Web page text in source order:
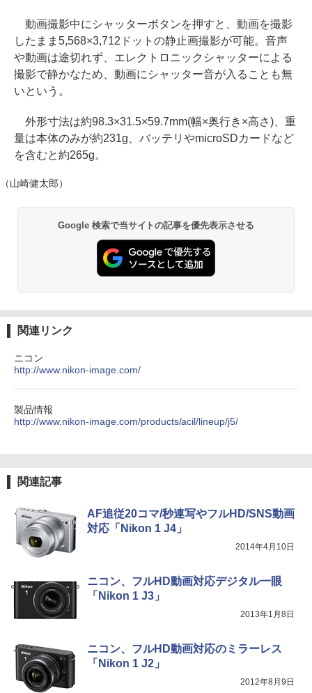
動画撮影中にシャッターボタンを押すと、動画を撮影
したまま5,568×3,712ドットの静止画撮影が可能。音声
や動画は途切れず、エレクトロニックシャッターによる
撮影で静かなため、動画にシャッター音が入ることも無
いという。
外形寸法は約98.3×31.5×59.7mm(幅×奥行き×高さ)、重
量は本体のみが約231g、バッテリやmicroSDカードなど
を含むと約265g。
（山崎健太郎）
Google 検索で当サイトの記事を優先表示させる
関連リンク
ニコン
http://www.nikon-image.com/
製品情報
http://www.nikon-image.com/products/acil/lineup/j5/
関連記事
AF追従20コマ/秒連写やフルHD/SNS動画
対応「Nikon 1 J4」
2014年4月10日
ニコン、フルHD動画対応デジタル一眼
「Nikon 1 J3」
2013年1月8日
ニコン、フルHD動画対応のミラーレス
「Nikon 1 J2」
2012年8月9日